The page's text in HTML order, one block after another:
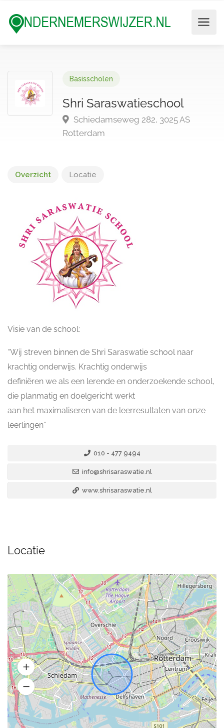
Basisscholen
Shri Saraswatieschool
Schiedamseweg 282, 3025 AS
Rotterdam
Overzicht Locatie
Visie van de school:
“Wij streven binnen de Shri Saraswatie school naar
krachtig onderwijs. Krachtig onderwijs
definiëren we als een lerende en onderzoekende school,
die planmatig en doelgericht werkt
aan het maximaliseren van de leerresultaten van onze
leerlingen”
010 - 477 9494
info@shrisaraswatie.nl
www.shrisaraswatie.nl
Locatie